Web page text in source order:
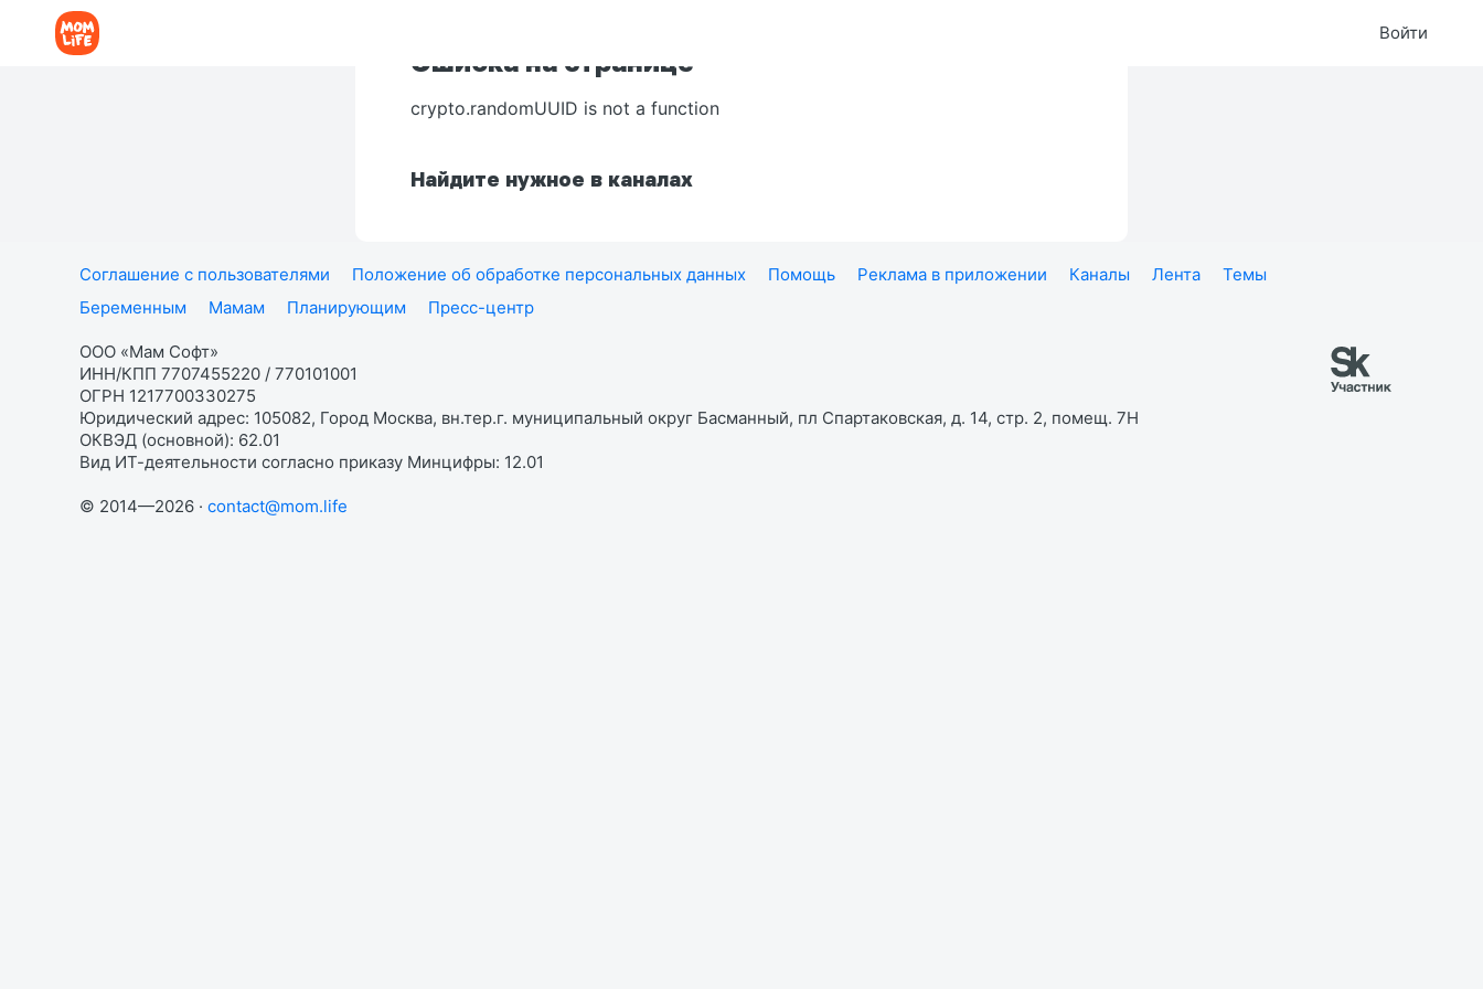
Войти
Ошибка на странице
crypto.randomUUID is not a function
Найдите нужное в каналах
Соглашение с пользователями Положение об обработке персональных данных Помощь Реклама в приложении Каналы Лента
Темы
Беременным
Мамам Планирующим Пресс-центр
ООО «Мам Софт»
ИНН/КПП 7707455220 / 770101001
ОГРН 1217700330275
Юридический адрес: 105082, Город Москва, вн.тер.г. муниципальный округ Басманный, пл Спартаковская, д. 14, стр. 2, помещ. 7Н
ОКВЭД (основной): 62.01
Вид ИТ-деятельности согласно приказу Минцифры: 12.01
© 2014—2026 · contact@mom.life